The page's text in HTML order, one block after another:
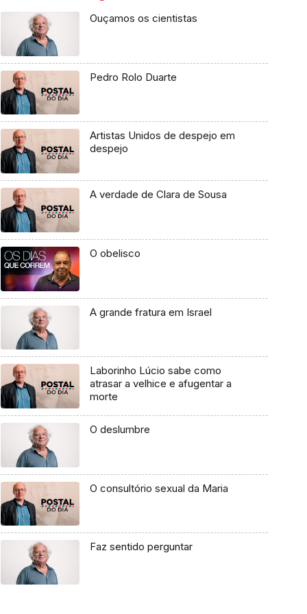
Ouçamos os cientistas
Pedro Rolo Duarte
Artistas Unidos de despejo em
despejo
A verdade de Clara de Sousa
O obelisco
A grande fratura em Israel
Laborinho Lúcio sabe como
atrasar a velhice e afugentar a
morte
O deslumbre
O consultório sexual da Maria
Faz sentido perguntar